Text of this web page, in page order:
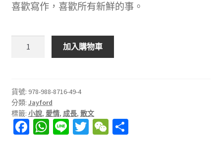
喜歡寫作，喜歡所有新鮮的事。
之
後
在
我
加入購物車
貨號: 978-988-8716-49-4
分類: Jayford
標籤: 小說, 愛情, 成長, 散文
Fa W Li T W 分